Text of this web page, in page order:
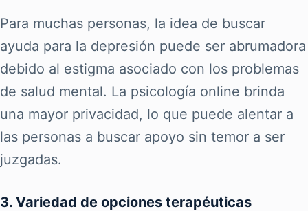
Para muchas personas, la idea de buscar
ayuda para la depresión puede ser abrumadora
debido al estigma asociado con los problemas
de salud mental. La psicología online brinda
una mayor privacidad, lo que puede alentar a
las personas a buscar apoyo sin temor a ser
juzgadas.
3. Variedad de opciones terapéuticas